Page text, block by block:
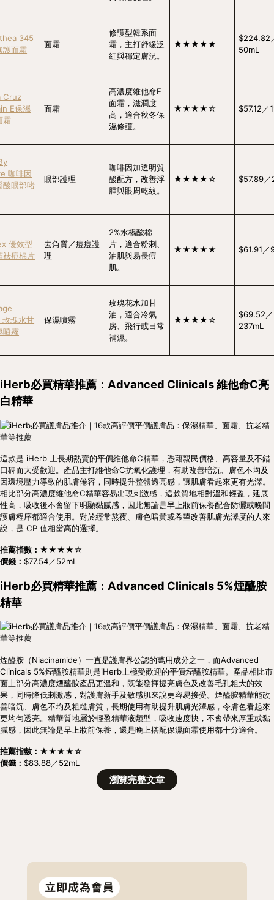
345
護面霜
面霜
修護型韓系面
霜，主打舒緩泛
紅與穩定膚況。
★★★★★
$224.82
50mL
Cruz
E保濕
霜
面霜
高濃度維他命E
面霜，滋潤度
高，適合秋冬保
濕修護。
★★★★☆ $57.12／
咖啡因
酸眼部啫
眼部護理
咖啡因加透明質
酸配方，改善浮
腫與眼周乾紋。
★★★★☆ $57.89
優效型
祛痘棉片
去角質／痘痘護
理
2%水楊酸棉
片，適合粉刺、
油肌與易長痘
肌。
★★★★★ $61.91／
瑰水甘
噴霧
保濕噴霧
玫瑰花水加甘
油，適合冷氣
房、飛行或日常
補濕。
★★★★☆
$69.52／
237mL
iHerb必買精華推薦：Advanced Clinicals 維他命C亮
白精華
這款是 iHerb 上長期熱賣的平價維他命C精華，憑藉親民價格、高容量及不錯
口碑而大受歡迎。產品主打維他命C抗氧化護理，有助改善暗沉、膚色不均及
因環境壓力導致的肌膚倦容，同時提升整體透亮感，讓肌膚看起來更有光澤。
相比部分高濃度維他命C精華容易出現刺激感，這款質地相對溫和輕盈，延展
性高，吸收後不會留下明顯黏膩感，因此無論是早上妝前保養配合防曬或晚間
護膚程序都適合使用。對於經常熬夜、膚色暗黃或希望改善肌膚光澤度的人來
說，是 CP 值相當高的選擇。
推薦指數： ★★★★☆
價錢： $77.54／52mL
iHerb必買精華推薦：Advanced Clinicals 5%煙醯胺
精華
煙醯胺（Niacinamide）一直是護膚界公認的萬用成分之一，而Advanced
Clinicals 5%煙醯胺精華則是iHerb上極受歡迎的平價煙醯胺精華。產品相比市
面上部分高濃度煙醯胺產品更溫和，既能發揮提亮膚色及改善毛孔粗大的效
果，同時降低刺激感，對護膚新手及敏感肌來說更容易接受。煙醯胺精華能改
善暗沉、膚色不均及粗糙膚質，長期使用有助提升肌膚光澤感，令膚色看起來
更均勻透亮。精華質地屬於輕盈精華液類型，吸收速度快，不會帶來厚重或黏
膩感，因此無論是早上妝前保養，還是晚上搭配保濕面霜使用都十分適合。
推薦指數： ★★★★☆
價錢： $83.88／52mL
瀏覽完整文章